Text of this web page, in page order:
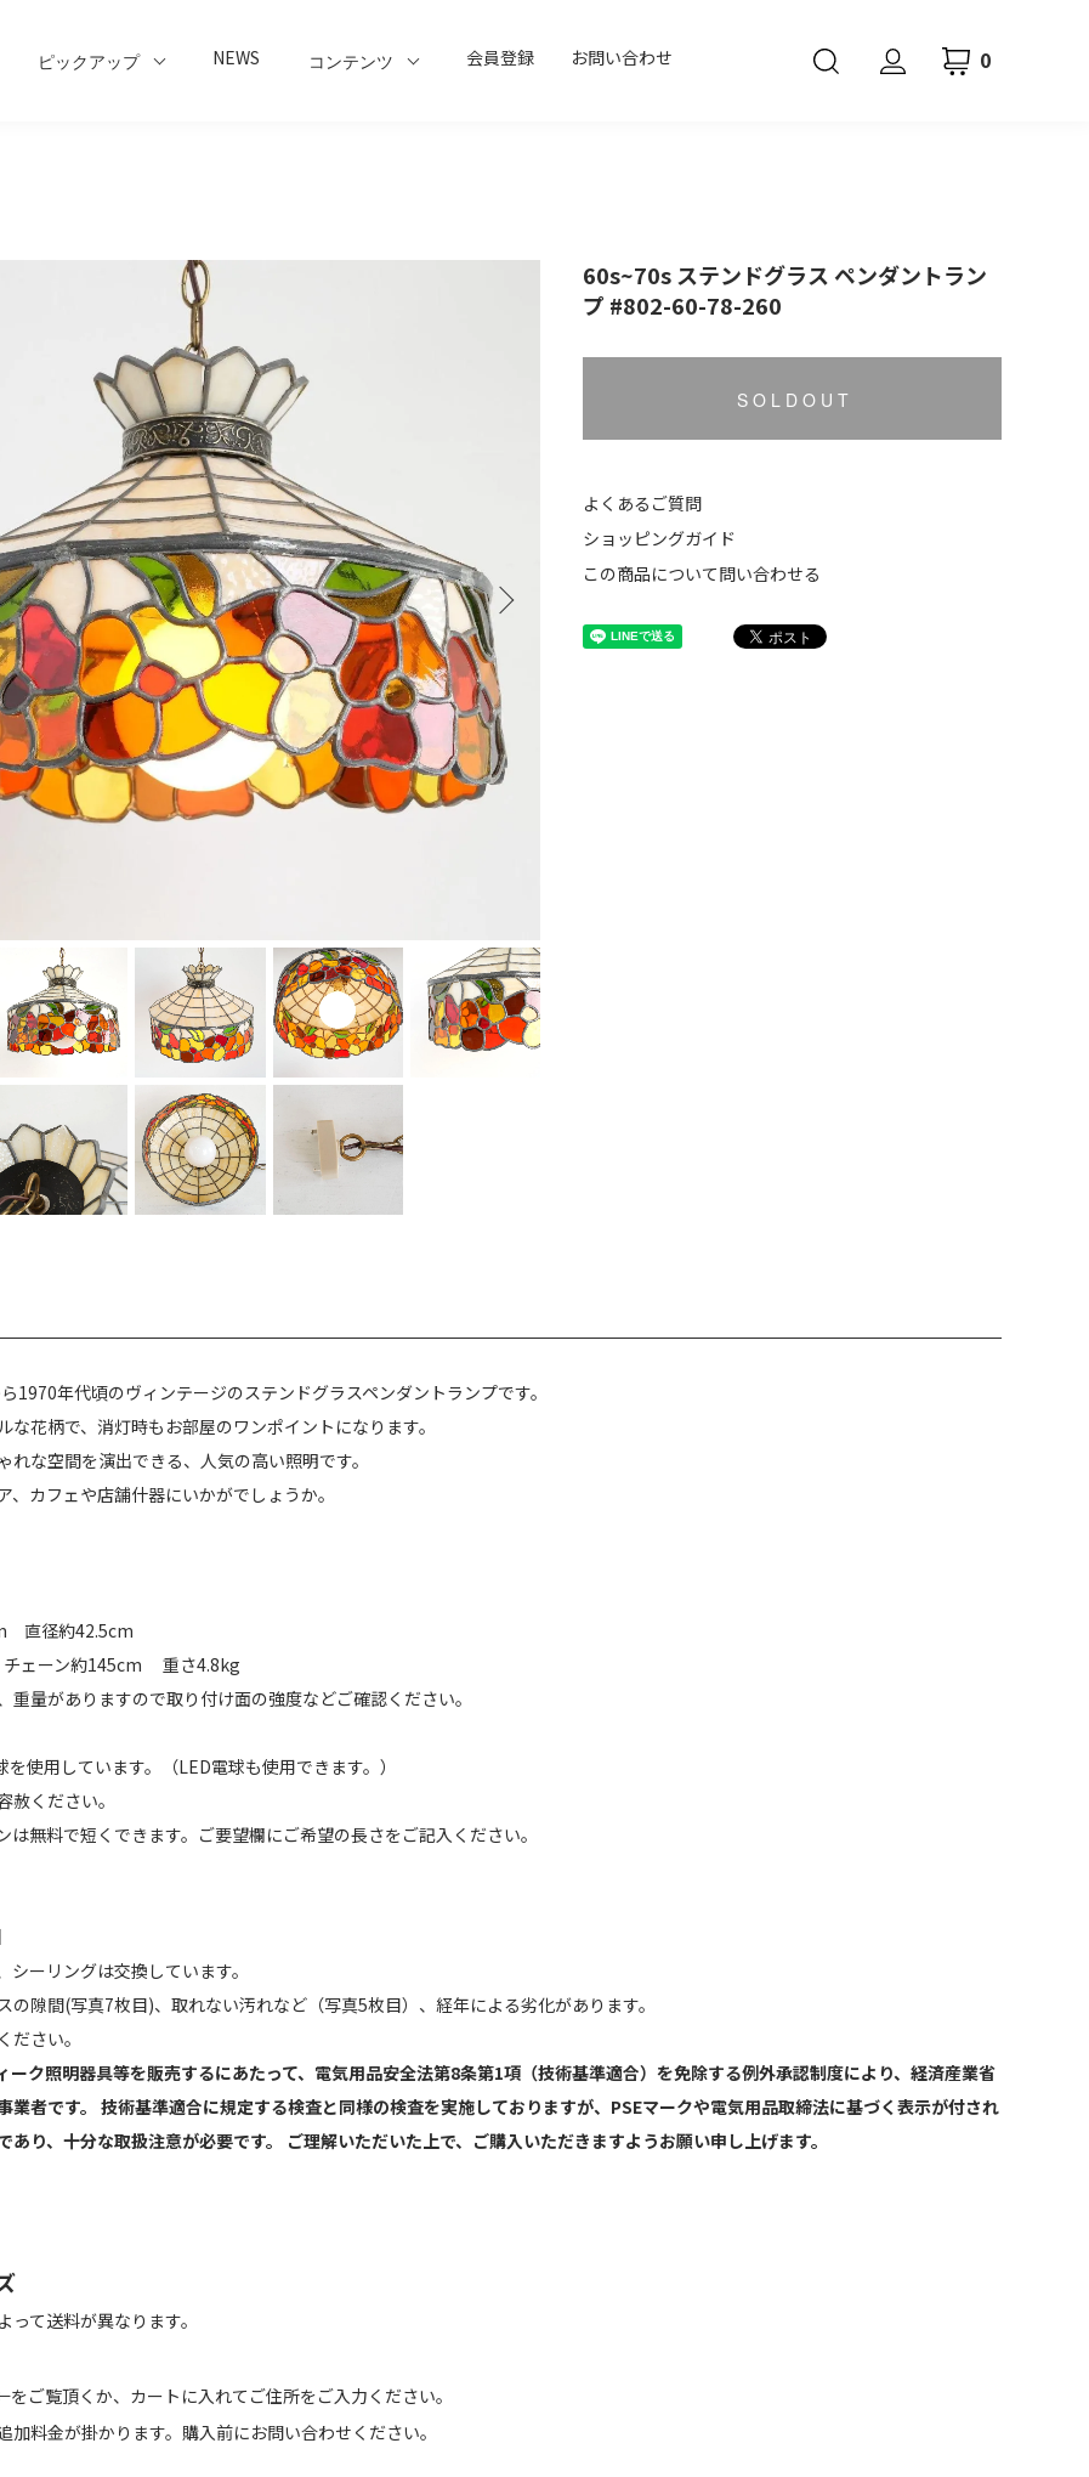
ピックアップ NEWS コンテンツ 会員登録 お問い合わせ 0
60s~70s ステンドグラス ペンダントラン
プ #802-60-78-260
S O L D O U T
よくあるご質問
ショッピングガイド
この商品について問い合わせる
1970年代頃のヴィンテージのステンドグラスペンダントランプです。
な花柄で、消灯時もお部屋のワンポイントになります。
れな空間を演出できる、人気の高い照明です。
、カフェや店舗什器にいかがでしょうか。
直径約42.5cm
ェーン約145cm 重さ4.8kg
量がありますので取り付け面の強度などご確認ください。
使用しています。（LED電球も使用できます。）
ください。
無料で短くできます。ご要望欄にご希望の長さをご記入ください。
シーリングは交換しています。
の隙間(写真7枚目)、取れない汚れなど（写真5枚目）、経年による劣化があります。
ださい。
ーク照明器具等を販売するにあたって、電気用品安全法第8条第1項（技術基準適合）を免除する例外承認制度により、経済産業省
業者です。 技術基準適合に規定する検査と同様の検査を実施しておりますが、PSEマークや電気用品取締法に基づく表示が付され
あり、十分な取扱注意が必要です。 ご理解いただいた上で、ご購入いただきますようお願い申し上げます。
って送料が異なります。
ご覧頂くか、カートに入れてご住所をご入力ください。
加料金が掛かります。購入前にお問い合わせください。